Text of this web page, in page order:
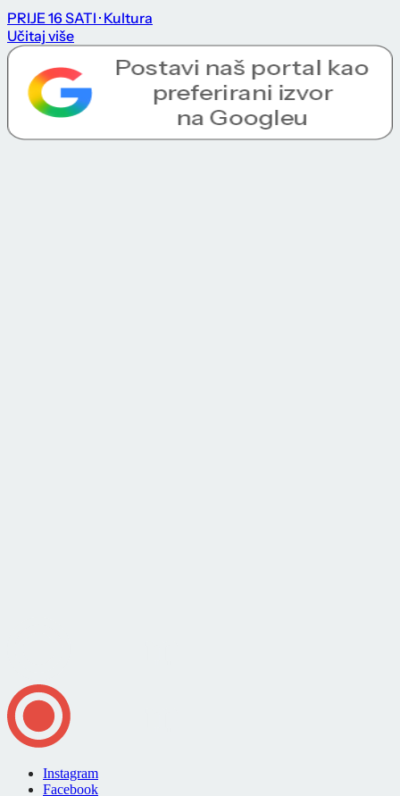
PRIJE 16 SATI · Kultura
Učitaj više
Instagram
Facebook